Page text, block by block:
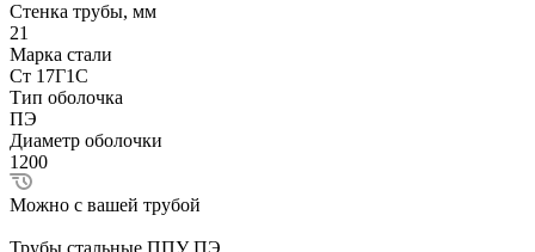
Стенка трубы, мм
21
Марка стали
Ст 17Г1С
Тип оболочка
ПЭ
Диаметр оболочки
1200
Можно с вашей трубой
Трубы стальные ППУ ПЭ